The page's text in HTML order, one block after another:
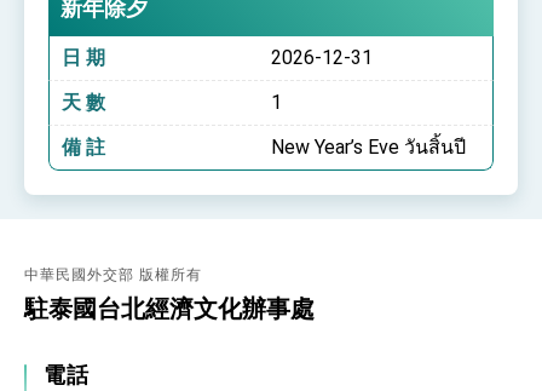
新年除夕
日 期
2026-12-31
天 數
1
備 註
New Year’s Eve วันสิ้นปี
中華民國外交部 版權所有
駐泰國台北經濟文化辦事處
電話